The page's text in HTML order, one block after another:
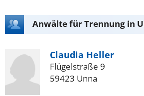
Anwälte für Trennung in
Claudia Heller
Flügelstraße 9
59423 Unna